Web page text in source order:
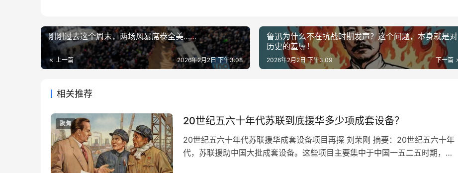
刚刚过去这个周末，两场风暴席卷全美……
上一篇 2026年2月2日 下午3:08
鲁迅为什么不在抗战时期发声？这个问题，本身就是对
历史的羞辱！
下一篇
2026年2月2日 下午3:09
相关推荐
聚焦 20世纪五六十年代苏联到底援华多少项成套设备？
20世纪五六十年代苏联援华成套设备项目再探 刘荣刚 摘要：20世纪五六十年
代，苏联援助中国大批成套设备。这些项目主要集中于中国一五二五时期，通